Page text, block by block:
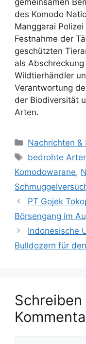
gemeinsamen
des Komodo
Manggarai
Festnahme der
geschützten
als
Wildtierhändler
Verantwortung
der Biodiversität
Arten.
K
a
e
g
o
r
i
n
Nachrichten &
S
c
l
a
g
w
ö
bedrohte
Komodowarane,
PT Gojek
Börsengang im
Indonesische
Bulldozern für
Schreiben